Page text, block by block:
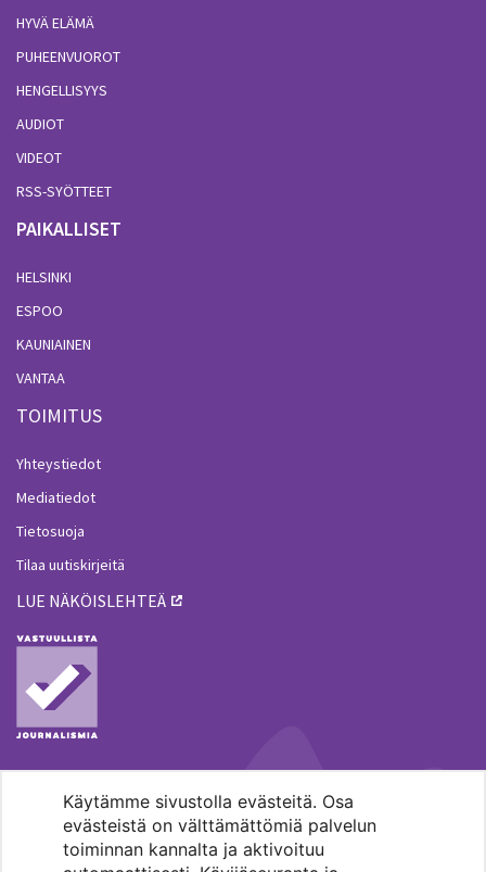
Käytämme sivustolla evästeitä. Osa
evästeistä on välttämättömiä palvelun
toiminnan kannalta ja aktivoituu
HYVÄ ELÄMÄ
PUHEENVUOROT
HENGELLISYYS
AUDIOT
VIDEOT
RSS-SYÖTTEET
PAIKALLISET
HELSINKI
ESPOO
KAUNIAINEN
VANTAA
TOIMITUS
Yhteystiedot
Mediatiedot
Tietosuoja
Tilaa uutiskirjeitä
LUE NÄKÖISLEHTEÄ
MENOHAKU